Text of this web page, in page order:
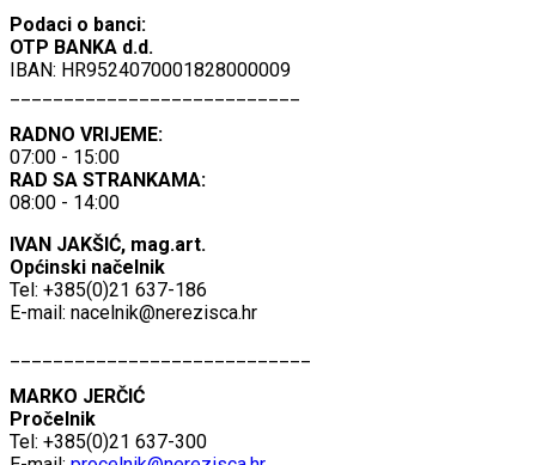
Podaci o banci:
OTP BANKA d.d.
IBAN: HR9524070001828000009
RADNO VRIJEME:
07:00 - 15:00
RAD SA STRANKAMA:
08:00 - 14:00
IVAN JAKŠIĆ, mag.art.
Općinski načelnik
Tel: +385(0)21 637-186
E-mail: nacelnik@nerezisca.hr
MARKO JERČIĆ
Pročelnik
Tel: +385(0)21 637-300